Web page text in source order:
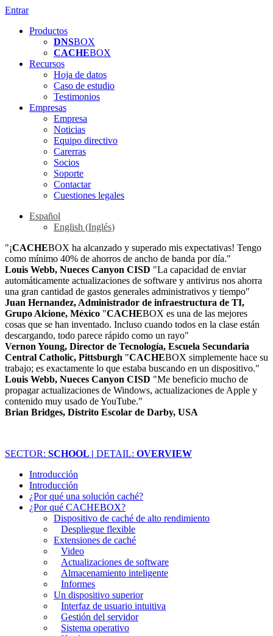
Entrar
Productos
DNSBOX
CACHEBOX
Recursos
Hoja de datos
Caso de estudio
Testimonios
Empresas
Empresa
Noticias
Equipo directivo
Carerras
Socios
Soporte
Contactar
Cuestiones legales
Español
English (Inglés)
"¡CACHEBOX ha alcanzado y superado mis expectativas! Tengo
como mínimo 40% de ahorros de ancho de banda por día."
Louis Webb, Nueces Canyon CISD "La capacidad de enviar
automáticamente actualizaciones de software y antivirus nos ahorra
una gran cantidad de gastos generales administrativos y tiempo"
Juan Hernandez, Administrador de infraestructura de TI,
Grupo Alcione, México "CACHEBOX es una de las mejores
cosas que se han inventado. Incluso cuando todos en la clase están
descargando, todo parece rápido como un rayo"
Vernon Young, Director de Tecnología, Escuela Secundaria
Central Catholic, Pittsburgh "CACHEBOX simplemente hace su
trabajo; es exactamente lo que estaba buscando en un dispositivo."
Louis Webb, Nueces Canyon CISD "Me beneficio mucho de
propagar actualizaciones de Windows, actualizaciones de Apple y
contenido muy usado de YouTube."
Brian Bridges, Distrito Escolar de Darby, USA
SECTOR: SCHOOL | DETAIL: OVERVIEW
Introducción
Introducción
¿Por qué una solución caché?
¿Por qué CACHEBOX?
Dispositivo de caché de alto rendimiento
Despliegue flexible
Extensiones de caché
Video
Actualizaciones de software
Almacenamiento inteligente
Informes
Un dispositivo superior
Interfaz de usuario intuitiva
Gestión del servidor
Sistema operativo